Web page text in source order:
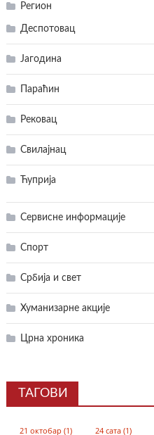
Регион
Деспотовац
Јагодина
Параћин
Рековац
Свилајнац
Ћуприја
Сервисне информације
Спорт
Србија и свет
Хуманизарне акције
Црна хроника
ТАГОВИ
21 октобар (1) 24 сата(1)